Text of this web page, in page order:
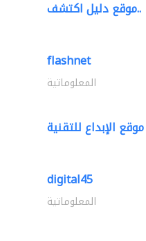
موقع دليل اكتشف..
flashnet
المعلوماتية
موقع الإبداع للتقنية
digital45
المعلوماتية